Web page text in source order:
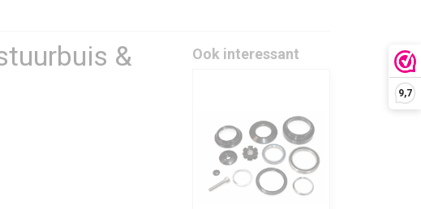
9,7
&
Ook interessant